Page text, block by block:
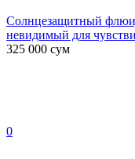
Солнцезащитный
невидимый для
325 000 сум
0